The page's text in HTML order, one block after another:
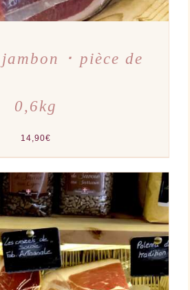
･ pièce de
0,6kg
14,90€